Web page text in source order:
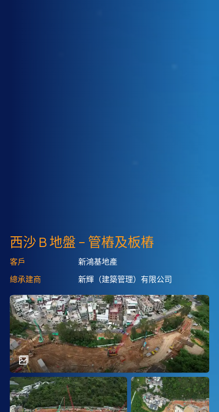
西沙 B 地盤 – 管樁及板樁
客戶
新鴻基地產
總承建商
新輝（建築管理）有限公司
main